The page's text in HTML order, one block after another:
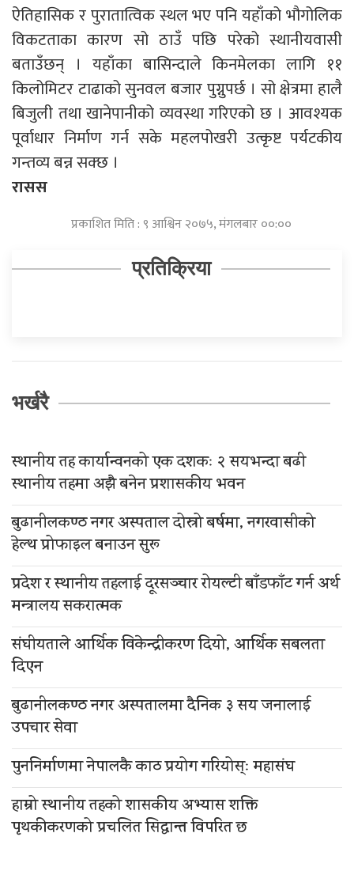
ऐतिहासिक र पुरातात्विक स्थल भए पनि यहाँको भौगोलिक
विकटताका कारण सो ठाउँ पछि परेको स्थानीयवासी
बताउँछन् । यहाँका बासिन्दाले किनमेलका लागि ११
किलोमिटर टाढाको सुनवल बजार पुग्नुपर्छ । सो क्षेत्रमा हालै
बिजुली तथा खानेपानीको व्यवस्था गरिएको छ । आवश्यक
पूर्वाधार निर्माण गर्न सके महलपोखरी उत्कृष्ट पर्यटकीय
गन्तव्य बन्न सक्छ ।
रासस
प्रकाशित मिति : ९ आश्विन २०७५, मंगलबार ००:००
प्रतिक्रिया
भर्खरै
स्थानीय तह कार्यान्वनको एक दशकः २ सयभन्दा बढी
स्थानीय तहमा अझै बनेन प्रशासकीय भवन
बुढानीलकण्ठ नगर अस्पताल दोस्रो बर्षमा, नगरवासीको
हेल्थ प्रोफाइल बनाउन सुरू
प्रदेश र स्थानीय तहलाई दूरसञ्चार रोयल्टी बाँडफाँट गर्न अर्थ
मन्त्रालय सकरात्मक
संघीयताले आर्थिक विकेन्द्रीकरण दियो, आर्थिक सबलता
दिएन
बुढानीलकण्ठ नगर अस्पतालमा दैनिक ३ सय जनालाई
उपचार सेवा
पुननिर्माणमा नेपालकै काठ प्रयोग गरियोस्ः महासंघ
हाम्रो स्थानीय तहको शासकीय अभ्यास शक्ति
पृथकीकरणको प्रचलित सिद्धान्त विपरित छ